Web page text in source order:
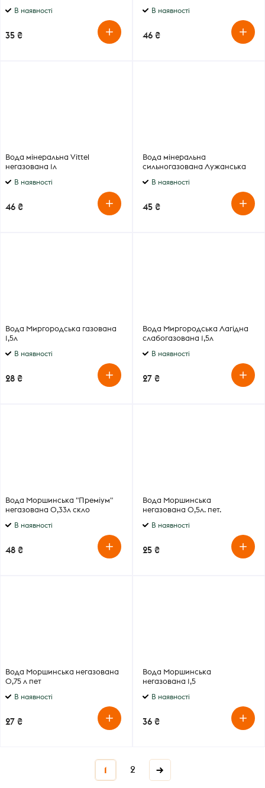
л В наявності
35 ₴
В наявності
46 ₴
Вода мінеральна Vittel
негазована 1л
В наявності
46 ₴
Вода мінеральна
сильногазована Лужанська
В наявності
45 ₴
Вода Миргородська газована
1,5л
В наявності
28 ₴
Вода Миргородська Лагідна
слабогазована 1,5л
В наявності
27 ₴
Вода Моршинська "Преміум"
негазована 0,33л скло
В наявності
48 ₴
Вода Моршинська
негазована 0,5л. пет.
В наявності
25 ₴
Вода Моршинська негазована
0,75 л пет
В наявності
27 ₴
Вода Моршинська
негазована 1,5
В наявності
36 ₴
1 2 →